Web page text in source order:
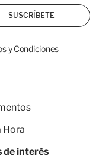
SUSCRÍBETE
y Condiciones
Hora
de interés